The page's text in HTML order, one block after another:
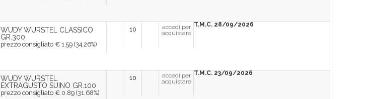
WUDY WURSTEL CLASSICO
GR.300
prezzo consigliato € 1.59 (34.26%)
10
accedi per
acquistare
T.M.C. 28/09/2026
WUDY WURSTEL
EXTRAGUSTO SUINO GR.100
prezzo consigliato € 0.89 (31.68%)
10
accedi per
acquistare
T.M.C. 23/09/2026